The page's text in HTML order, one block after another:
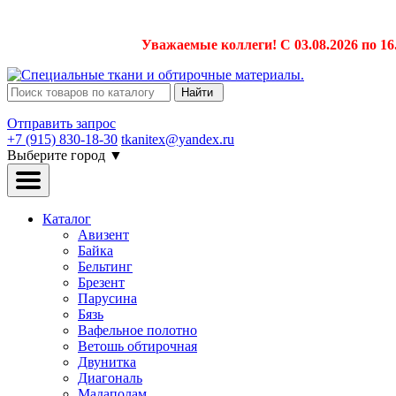
Уважаемые коллеги! С 03.08.2026 по
Найти
Отправить запрос
+7 (915) 830-18-30 tkanitex@yandex.ru
Выберите город ▼
Каталог
Авизент
Байка
Бельтинг
Брезент
Парусина
Бязь
Вафельное полотно
Ветошь обтирочная
Двунитка
Диагональ